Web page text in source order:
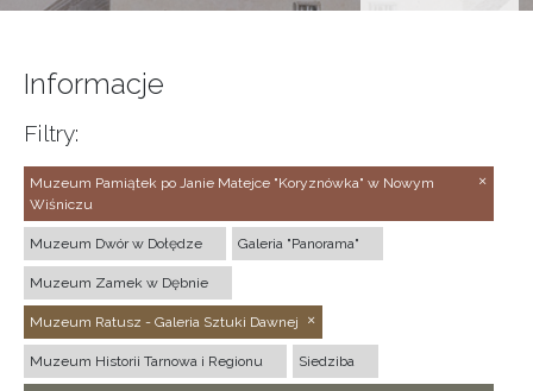
Informacje
Filtry:
Muzeum Pamiątek po Janie Matejce "Koryznówka" w Nowym
Wiśniczu
Muzeum Dwór w Dołędze Galeria "Panorama"
Muzeum Zamek w Dębnie
Muzeum Ratusz - Galeria Sztuki Dawnej
Muzeum Historii Tarnowa i Regionu Siedziba